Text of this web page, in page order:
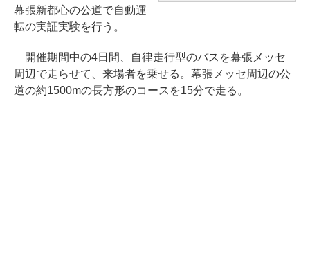
幕張新都心の公道で自動運
転の実証実験を行う。
開催期間中の4日間、自律走行型のバスを幕張メッセ
周辺で走らせて、来場者を乗せる。幕張メッセ周辺の公
道の約1500mの長方形のコースを15分で走る。